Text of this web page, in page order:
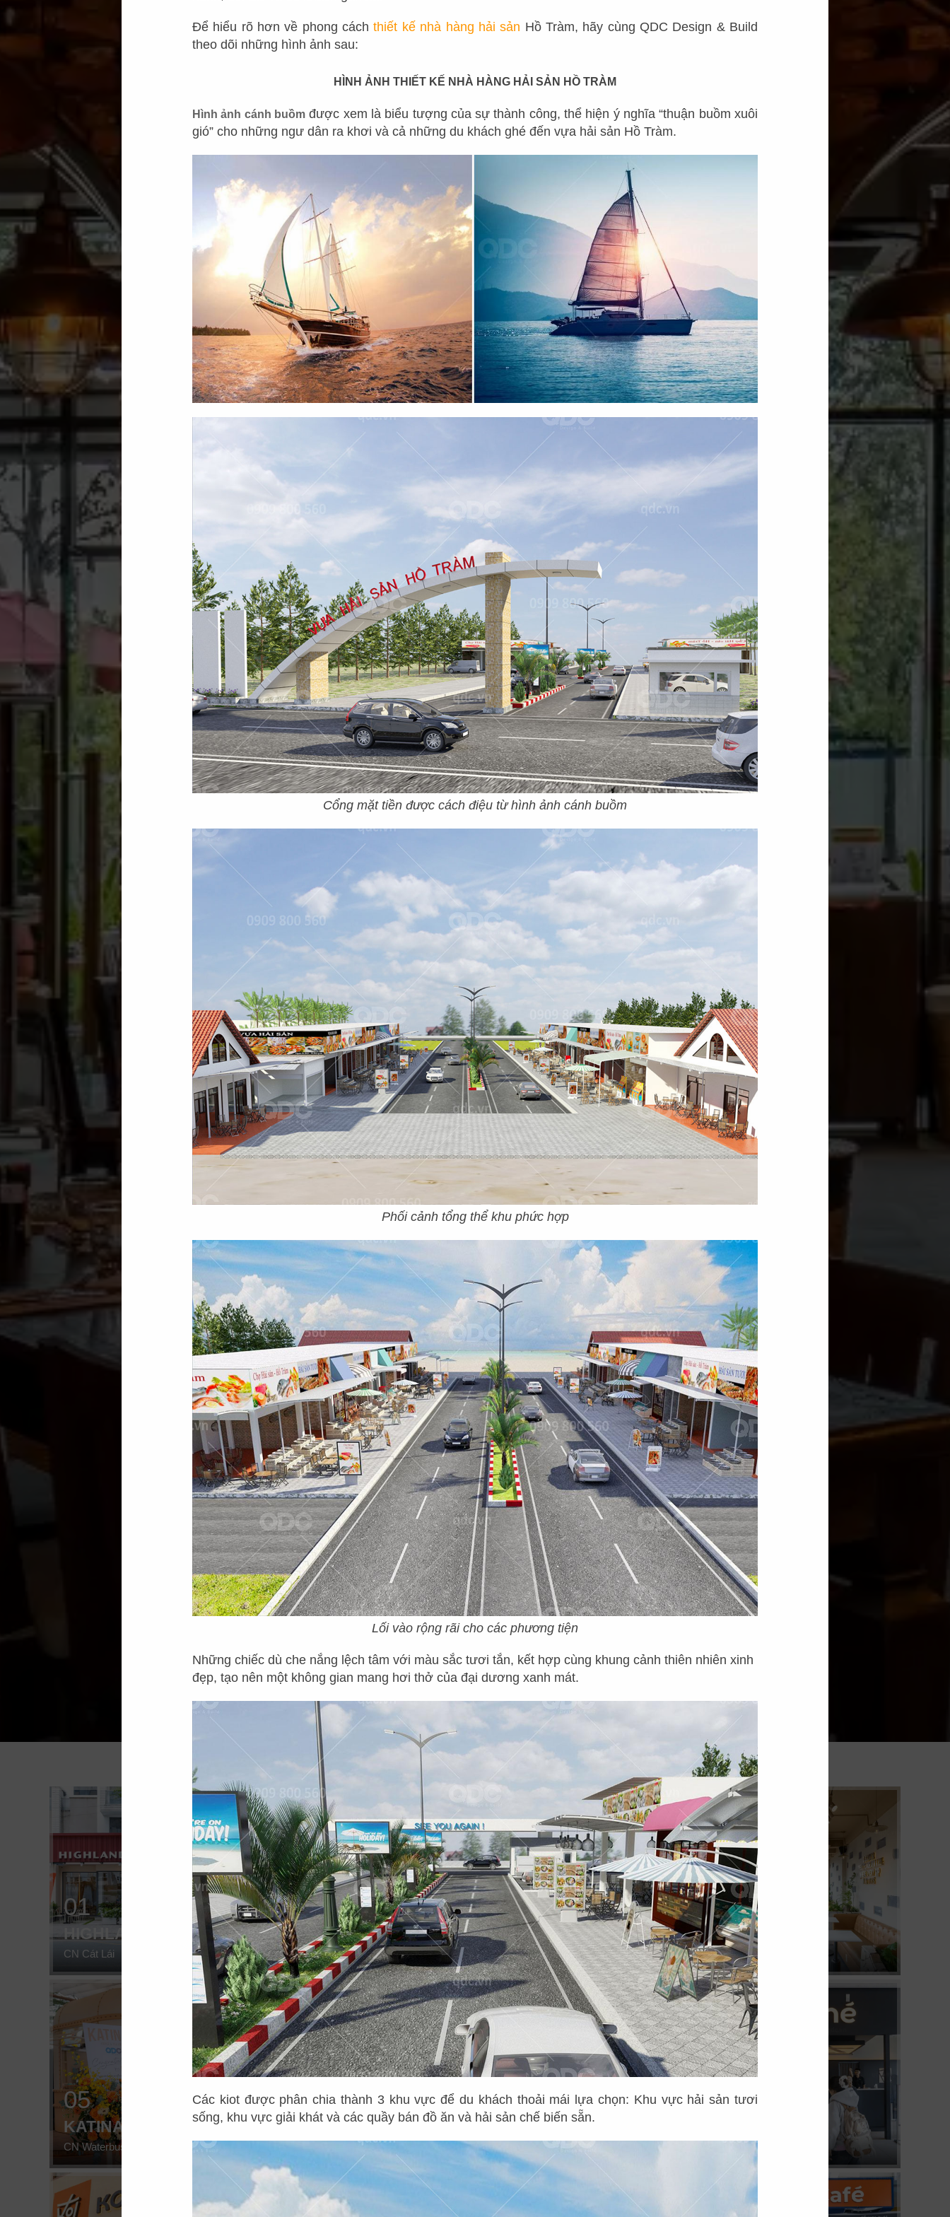
Để hiểu rõ hơn về phong cáchthiết kế nhà hàng hải sản Hồ Tràm, hãy cùng QDC Design & Build
theo dõi những hình ảnh sau:
HÌNH ẢNH THIẾT KẾ NHÀ HÀNG HẢI SẢN HỒ TRÀM
Hình ảnh cánh buồmđược xem là biểu tượng của sự thành công, thể hiện ý nghĩa “thuận buồm xuôi
gió” cho những ngư dân ra khơi và cả những du khách ghé đến vựa hải sản Hồ Tràm.
Cổng mặt tiền được cách điệu từ hình ảnh cánh buồm
Phối cảnh tổng thể khu phức hợp
Lối vào rộng rãi cho các phương tiện
Những chiếc dù che nắng lệch tâm với màu sắc tươi tắn, kết hợp cùng khung cảnh thiên nhiên xinh
đẹp, tạo nên một không gian mang hơi thở của đại dương xanh mát.
Các kiot được phân chia thành 3 khu vực để du khách thoải mái lựa chọn: Khu vực hải sản tươi
sống, khu vực giải khát và các quầy bán đồ ăn và hải sản chế biến sẵn.
NHÀ HÀNG KHÁC
300+ DỰ ÁN
01
HIGHLANDS
CN Cát Lái
02
HIGHLANDS
CN Sunwah Pearl
03
PHÊ LA
CN Biên Hòa
04
KATINAT
CN 3/2
05
KATINAT
CN Waterbus
06
CHEESE COFFEE
CN Đà Nẵng
07
KOI THÉ
CN Tân Sơn Nhì
08
CN Pearl Plaza